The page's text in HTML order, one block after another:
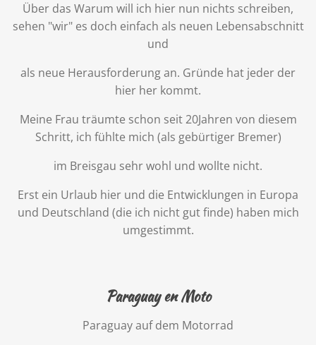
Über das Warum will ich hier nun nichts schreiben,
sehen "wir" es doch einfach als neuen Lebensabschnitt
und
als neue Herausforderung an. Gründe hat jeder der
hier her kommt.
Meine Frau träumte schon seit 20Jahren von diesem
Schritt, ich fühlte mich (als gebürtiger Bremer)
im Breisgau sehr wohl und wollte nicht.
Erst ein Urlaub hier und die Entwicklungen in Europa
und Deutschland (die ich nicht gut finde) haben mich
umgestimmt.
Paraguay en Moto
Paraguay auf dem Motorrad